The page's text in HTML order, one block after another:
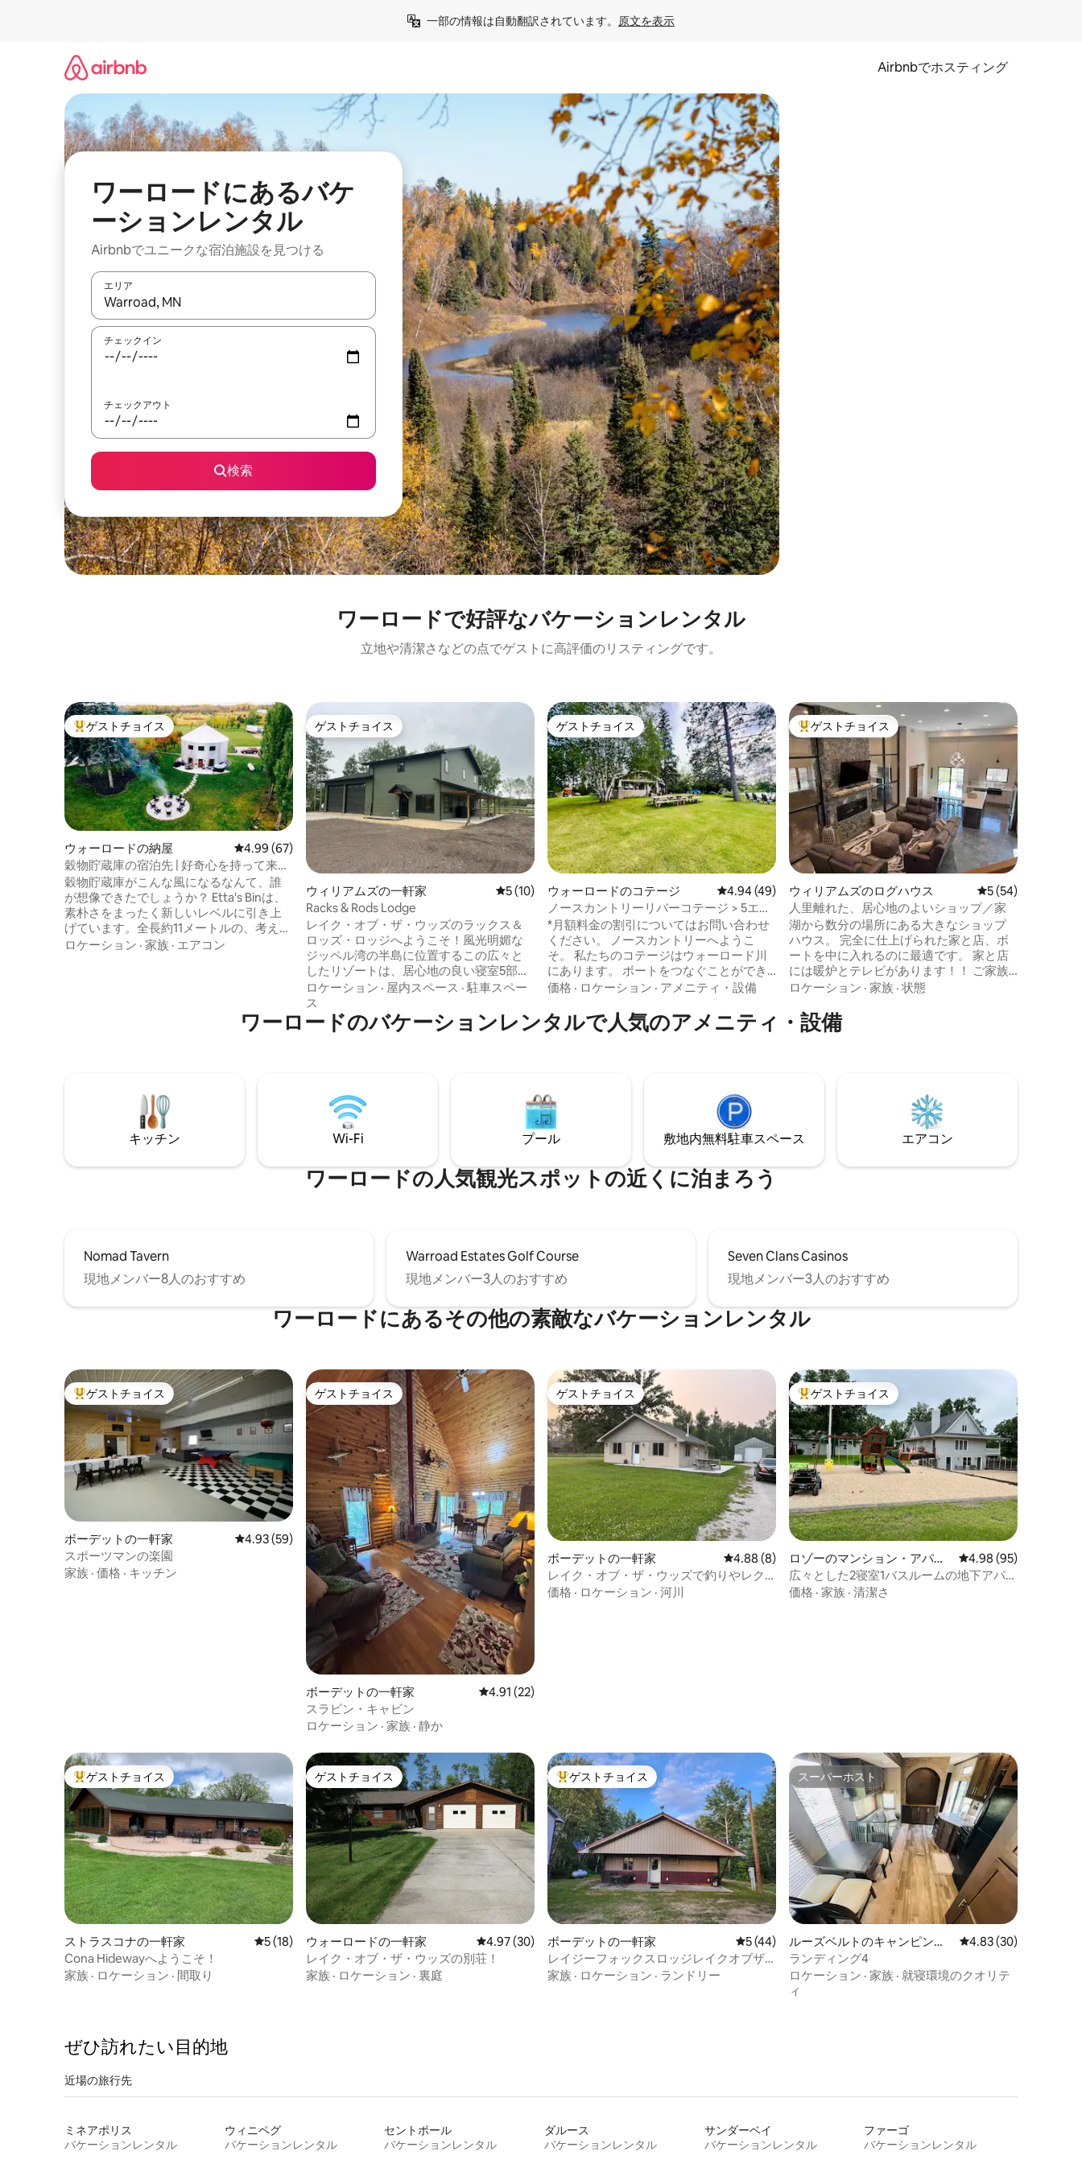
一部の情報は自動翻訳されています。 原文を表示
Airbnbでホスティング
ワーロードにあるバケ
ーションレンタル
Airbnbでユニークな宿泊施設を見つける
エリア
検索結果が表示されたら、上下の矢印キーを使って移動するか、画面をタッチまたはスワイプして検索結果を確認することができます。
チェックイン
チェックアウト
検索
ワーロードで好評なバケーションレンタル
立地や清潔さなどの点でゲストに高評価のリスティングです。
大好評のゲストチョイスです。
ゲストチョイス
ウォーロードの納屋 レビュー67件、5つ星中4.99つ星の平均評価
4.99 (67)
穀物貯蔵庫の宿泊先 | 好奇心を持って来
て、幸せな気持ちで帰ってください - ジャ
グジー
穀物貯蔵庫がこんな風になるなんて、誰
が想像できたでしょうか？ Etta's Binは、
素朴さをまったく新しいレベルに引き上
げています。全長約11メートルの、考え抜
かれたデザインのお部屋には、快適なベ
思い出づくりに最適な空間で、ジャグジ
ー（もちろん、通年利用可能）、焚き火
にもぴったりのお部屋です。 レイク・オ
ブ・ウッズからわずか5マイル！
ロケーション · 家族 · エアコン
ゲストチョイス
ゲストチョイス
ウィリアムズの一軒家 レビュー10件、5つ星中5つ星の平均評価
5 (10)
Racks & Rods Lodge
レイク・オブ・ザ・ウッズのラックス＆
ロッズ・ロッジへようこそ！風光明媚な
ジッペル湾の半島に位置するこの広々と
したリゾートは、居心地の良い寝室5部屋
と2.5バスルームを備え、12名様がご宿泊
いただけます。プライベートドック、ワ
ークショップ、魚の洗浄ステーション、
カクテルバーをお楽しみください。水辺
ゃる場合でも、Racks & Rods Lodgeは、
グループ、家族、アウトドア愛好家に究
極の休暇を提供します。湖での冒険はこ
こから始まります！
ロケーション · 屋内スペース ·駐車スペー
ス
ゲストチョイス
ゲストチョイス
ウォーロードのコテージ レビュー49件、5つ星中4.94つ星の平均評価
4.94 (49)
ノースカントリーリバーコテージ > 5エー
カーの広さ
*月額料金の割引についてはお問い合わせ
ください。 ノースカントリーへようこ
そ。 私たちのコテージはウォーロード川
にあります。 ボートをつなぐことができ
るドックがあり、ウッズ湖に直接アクセ
ニティの中にある、人里離れたユニーク
な体験をお楽しみください。 400フィー
ードのダウンタウンのアメニティから徒
歩10分です。 アウトドアマンや家族旅行
に最適です！
価格 · ロケーション · アメニティ・設備
大好評のゲストチョイスです。
ゲストチョイス
ウィリアムズのログハウス レビュー54件、5
5 (54)
人里離れた、居心地のよいショップ／家
湖から数分の場所にある大きなショップ
ハウス。 完全に仕上げられた家と店、ボ
ートを中に入れるのに最適です。 家と店
には暖炉とテレビがあります！！ ご家族
の集まり、休日、ホッケー家族、狩猟、
だけます。居心地の良いプライベートハ
ウスには、リビングルーム2室、寝室4
出ると整備されたスノーモービルトレイ
ルがあります！ロッキーポイントから5分
ロケーション · 家族 · 状態
ワーロードのバケーションレンタルで人気のアメニティ・設備
キッチン Wi-Fi プール 敷地内無料駐⁠車ス⁠ペ⁠ー⁠ス エアコン
ワーロードの人気観光スポットの近くに泊まろう
Nomad Tavern
現地メンバー8人のおすすめ
Warroad Estates Golf Course
現地メンバー3人のおすすめ
Seven Clans Casinos
現地メンバー3人のおすすめ
ワーロードにあるその他の素敵なバケーションレンタル
大好評のゲストチョイスです。
ゲストチョイス
ボーデットの一軒家 レビュー59件、5つ星中4.93つ星の平均評価
4.93 (59)
スポーツマンの楽園
家族 · 価格 · キッチン
ゲストチョイス
ゲストチョイス
ボーデットの一軒家 レビュー22件、5つ星中4.91つ星の平均評価
4.91 (22)
スラビン・キャビン
ロケーション · 家族 · 静か
ゲストチョイス
ゲストチョイス
ボーデットの一軒家 レビュー8件、5つ星中4.88つ星の平均評価
4.88 (8)
レイク・オブ・ザ・ウッズで釣りやレク
リエーションを楽しむ旅
価格 · ロケーション · 河川
大好評のゲストチョイスです。
ゲストチョイス
ロゾーのマンション・アパー
ト
レビュー95件、5つ星
4.98 (95)
広々とした2寝室1バスルームの地下アパー
ト
価格 · 家族 · 清潔さ
大好評のゲストチョイスです。
ゲストチョイス
ストラスコナの一軒家 レビュー18件、5つ星中5つ星の平均評価
5 (18)
Cona Hidewayへようこそ！
家族 · ロケーション · 間取り
ゲストチョイス
ゲストチョイス
ウォーロードの一軒家 レビュー30件、5つ星中4.97つ星の平均評価
4.97 (30)
レイク・オブ・ザ・ウッズの別荘！
家族 · ロケーション · 裏庭
大好評のゲストチョイスです。
ゲストチョイス
ボーデットの一軒家 レビュー44件、5つ星中5つ星の平均評価
5 (44)
レイジーフォックスロッジレイクオブザ
ウッズ
家族 · ロケーション · ランドリー
スーパーホスト
スーパーホスト
ルーズベルトのキャンピング
カー・RV
レビュー30件、5つ星
4.83 (30)
ランディング4
ロケーション · 家族 · 就寝環境のクオリテ
ィ
ぜひ訪⁠れ⁠た⁠い目⁠的⁠地
近場の旅行先
ミネアポリス
バケーションレンタル
ウィニペグ
バケーションレンタル
セントポール
バケーションレンタル
ダルース
バケーションレンタル
サンダーベイ
バケーションレンタル
ファーゴ
バケーションレンタル